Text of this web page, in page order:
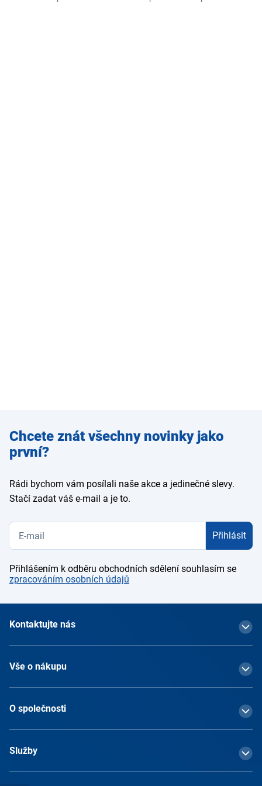
Zadejte
e-mail
Chcete znát všechny novinky jako
první?
Rádi bychom vám posílali naše akce a jedinečné slevy.
Stačí zadat váš e-mail a je to.
Přihlásit
Přihlášením k odběru obchodních sdělení souhlasím se
zpracováním osobních údajů
Kontaktujte nás
Vše o nákupu
O společnosti
Služby